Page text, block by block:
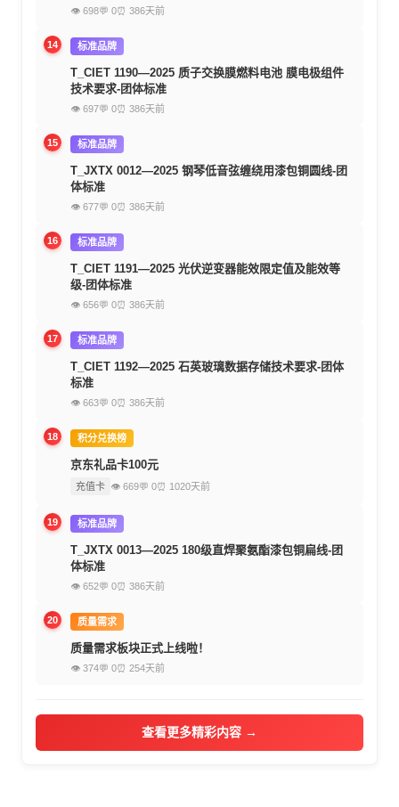
👁 698💬 0⏰ 386天前
14 标准品牌
T_CIET 1190—2025 质子交换膜燃料电池 膜电极组件
技术要求-团体标准
👁 697💬 0⏰ 386天前
15 标准品牌
T_JXTX 0012—2025 钢琴低音弦缠绕用漆包铜圆线-团
体标准
👁 677💬 0⏰ 386天前
16 标准品牌
T_CIET 1191—2025 光伏逆变器能效限定值及能效等
级-团体标准
👁 656💬 0⏰ 386天前
17 标准品牌
T_CIET 1192—2025 石英玻璃数据存储技术要求-团体
标准
👁 663💬 0⏰ 386天前
18 积分兑换榜
京东礼品卡100元
充值卡 👁 669💬 0⏰ 1020天前
19 标准品牌
T_JXTX 0013—2025 180级直焊聚氨酯漆包铜扁线-团
体标准
👁 652💬 0⏰ 386天前
20 质量需求
质量需求板块正式上线啦！
👁 374💬 0⏰ 254天前
查看更多精彩内容 →